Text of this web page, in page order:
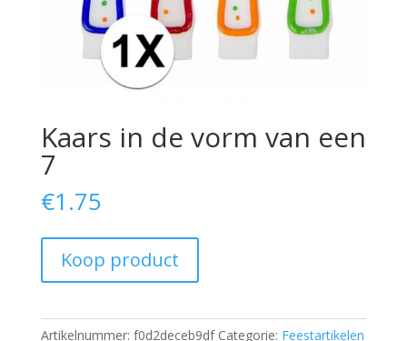
Kaars in de vorm van een
7
€1.75
Koop product
Artikelnummer: f0d2deceb9df Categorie: Feestartikelen